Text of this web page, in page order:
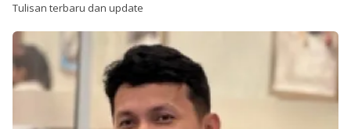
Tulisan terbaru dan update